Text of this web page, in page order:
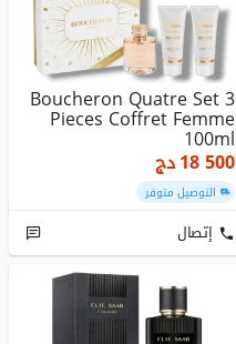
Boucheron Quatre Set 3
Pieces Coffret Femme
100ml
18 500دج
التوصيل متوفر
إتصال